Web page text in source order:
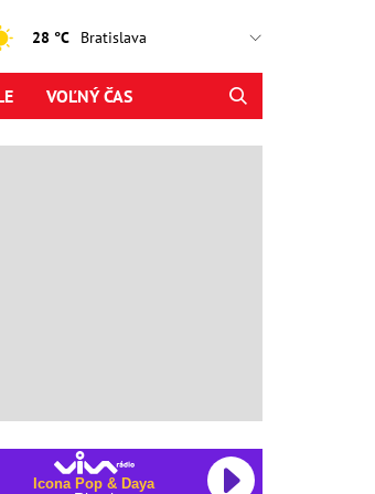
28 °C
VOĽNÝ ČAS
Icona Pop & Daya